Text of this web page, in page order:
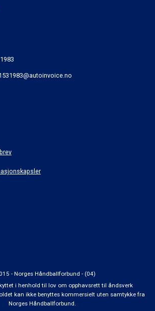
- Norges Håndballforbund - (04)
i henhold til lov om opphavsrett til åndsverk
kan ikke benyttes kommersielt uten samtykke fra
Norges Håndballforbund.